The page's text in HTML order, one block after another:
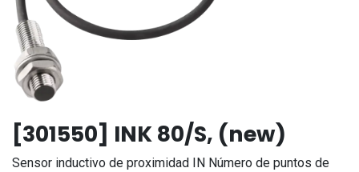
[301550] INK 80/S, (new)
Sensor inductivo de proximidad IN Número de puntos de